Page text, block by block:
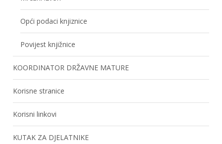
Opći podaci knjiznice
Povijest knjižnice
KOORDINATOR DRŽAVNE MATURE
Korisne stranice
Korisni linkovi
KUTAK ZA DJELATNIKE